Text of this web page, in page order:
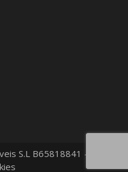
S.L B65818841 -